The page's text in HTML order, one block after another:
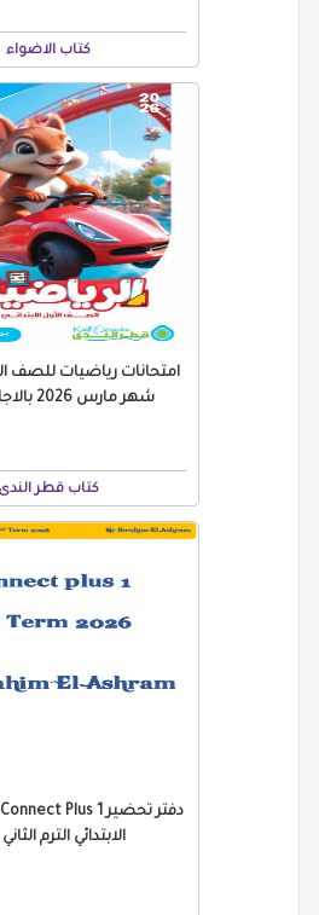
كتاب الاضواء
امتحانات رياضيات للصف
شهر مارس 2026 بالاجابات PDF
كتاب قطر الندى
الابتدائي الترم الثاني PDF